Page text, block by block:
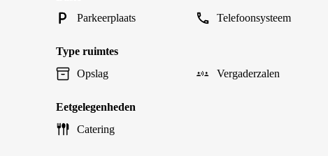
Parkeerplaats
Telefoonsysteem
Type ruimtes
Opslag
Vergaderzalen
Eetgelegenheden
Catering